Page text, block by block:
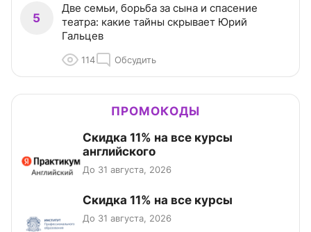
5
Две семьи, борьба за сына и спасение
театра: какие тайны скрывает Юрий
Гальцев
114 Обсудить
ПРОМОКОДЫ
Скидка 11% на все курсы
английского
До 31 августа, 2026
Скидка 11% на все курсы
До 31 августа, 2026